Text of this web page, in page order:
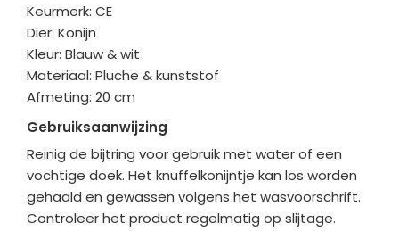
Keurmerk: CE
Dier: Konijn
Kleur: Blauw & wit
Materiaal: Pluche & kunststof
Afmeting: 20 cm
Gebruiksaanwijzing
Reinig de bijtring voor gebruik met water of een
vochtige doek. Het knuffelkonijntje kan los worden
gehaald en gewassen volgens het wasvoorschrift.
Controleer het product regelmatig op slijtage.